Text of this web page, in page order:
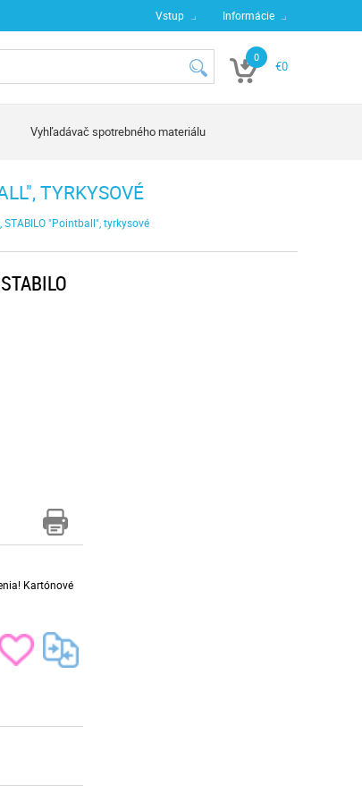
Vstup Informácie
0
€0
Vyhľadávač spotrebného materiálu
TYRKYSOVÉ
"Pointball", tyrkysové
Kartónové